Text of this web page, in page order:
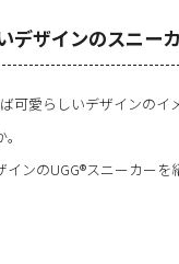
デザインのスニー
可愛らしいデザインのイ
インのUGG®スニーカー